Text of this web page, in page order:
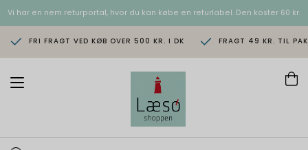
Vi har en nem returportal, hvor du kan købe en returlabel. Den koster 60 kr.
FRI FRAGT VED KØB OVER 500 KR. I DK FRAGT 49 KR. TIL
T